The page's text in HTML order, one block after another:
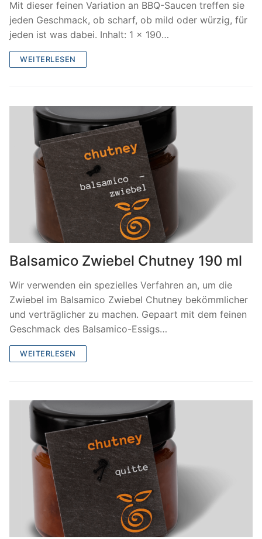
Mit dieser feinen Variation an BBQ-Saucen treffen sie
jeden Geschmack, ob scharf, ob mild oder würzig, für
jeden ist was dabei. Inhalt: 1 x 190…
WEITERLESEN
Balsamico Zwiebel Chutney 190 ml
Wir verwenden ein spezielles Verfahren an, um die
Zwiebel im Balsamico Zwiebel Chutney bekömmlicher
und verträglicher zu machen. Gepaart mit dem feinen
Geschmack des Balsamico-Essigs…
WEITERLESEN